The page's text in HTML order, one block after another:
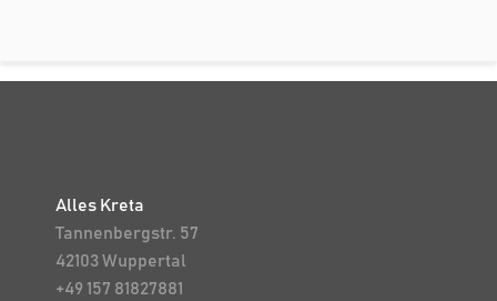
Alles Kreta
Tannenbergstr. 57
42103 Wuppertal
+49 157 81827881